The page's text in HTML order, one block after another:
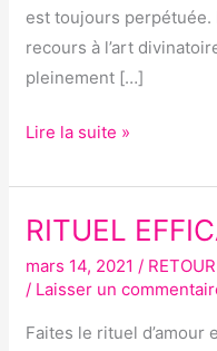
est toujours
recours à l’art
pleinement […]
Lire la suite »
RITUEL
mars 14, 2021/
/ Laisser un
Faites le rituel
RITUEL
EFFICACE
D’AMOUR